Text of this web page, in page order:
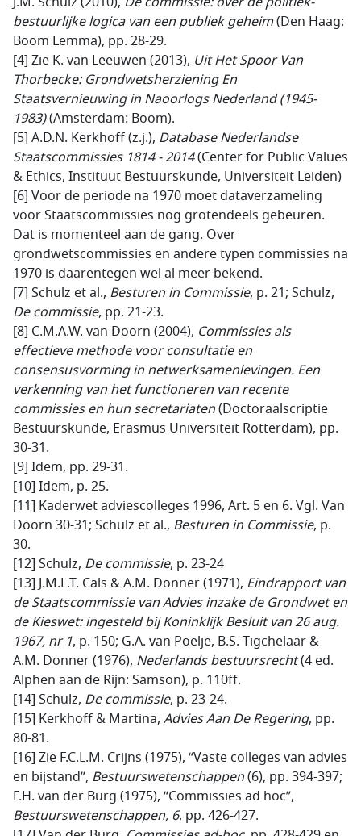
bestuurlijke logica van een publiek geheim(Den Haag:
Boom Lemma), pp. 28-29.
[4] Zie K. van Leeuwen (2013), Uit Het Spoor Van
Thorbecke: Grondwetsherziening En
Staatsvernieuwing in Naoorlogs Nederland (1945-
1983)(Amsterdam: Boom).
[5] A.D.N. Kerkhoff (z.j.), Database Nederlandse
Staatscommissies 1814 - 2014(Center for Public Values
& Ethics, Instituut Bestuurskunde, Universiteit Leiden)
[6] Voor de periode na 1970 moet dataverzameling
voor Staatscommissies nog grotendeels gebeuren.
Dat is momenteel aan de gang. Over
grondwetscommissies en andere typen commissies na
1970 is daarentegen wel al meer bekend.
[7] Schulz et al., Besturen in Commissie, p. 21; Schulz,
De commissie, pp. 21-23.
[8] C.M.A.W. van Doorn (2004), Commissies als
effectieve methode voor consultatie en
consensusvorming in netwerksamenlevingen. Een
verkenning van het functioneren van recente
commissies en hun secretariaten(Doctoraalscriptie
Bestuurskunde, Erasmus Universiteit Rotterdam), pp.
30-31.
[9] Idem, pp. 29-31.
[10] Idem, p. 25.
[11] Kaderwet adviescolleges 1996, Art. 5 en 6. Vgl. Van
Doorn 30-31; Schulz et al., Besturen in Commissie, p.
30.
[12] Schulz, De commissie, p. 23-24
[13] J.M.L.T. Cals & A.M. Donner (1971), Eindrapport van
de Staatscommissie van Advies inzake de Grondwet en
de Kieswet: ingesteld bij Koninklijk Besluit van 26 aug.
1967, nr 1, p. 150; G.A. van Poelje, B.S. Tigchelaar &
A.M. Donner (1976), Nederlands bestuursrecht(4 ed.
Alphen aan de Rijn: Samson), p. 110ff.
[14] Schulz, De commissie, p. 23-24.
[15] Kerkhoff & Martina, Advies Aan De Regering, pp.
80-81.
[16] Zie F.C.L.M. Crijns (1975), “Vaste colleges van advies
en bijstand”, Bestuurswetenschappen(6), pp. 394-397;
F.H. van der Burg (1975), “Commissies ad hoc”,
Bestuurswetenschappen, 6, pp. 426-427.